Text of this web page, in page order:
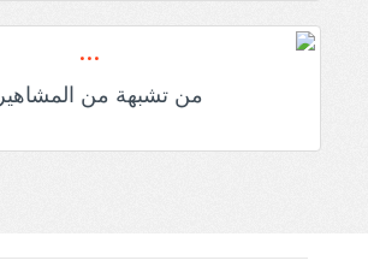
من تشبهة من المشاهير